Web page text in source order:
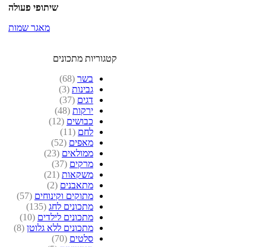
שיתופי פעולה
מאגר שמות
קטגוריות מתכונים
בשר (68)
גבינות (3)
דגים (37)
ירקות (48)
כבושים (12)
לחם (11)
מאפים (52)
ממולאים (23)
מרקים (37)
משקאות (21)
מתאבנים (2)
מתוקים וקינוחים (57)
מתכונים לחג (135)
מתכונים לילדים (10)
מתכונים ללא גלוטן (8)
סלטים (70)